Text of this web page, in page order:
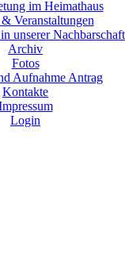
im Heimathaus
Veranstaltungen
unserer Nachbarschaft
Archiv
Fotos
Aufnahme Antrag
Kontakte
Login